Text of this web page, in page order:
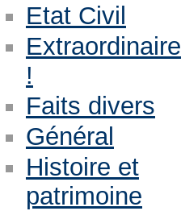
Etat Civil
Extraordinaire
!
Faits divers
Général
Histoire et
patrimoine